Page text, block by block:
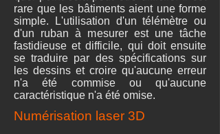
rare que les bâtiments aient une forme
simple. L'utilisation d'un télémètre ou
d'un ruban à mesurer est une tâche
fastidieuse et difficile, qui doit ensuite
se traduire par des spécifications sur
les dessins et croire qu'aucune erreur
n'a été commise ou qu'aucune
caractéristique n'a été omise.
Numérisation laser 3D